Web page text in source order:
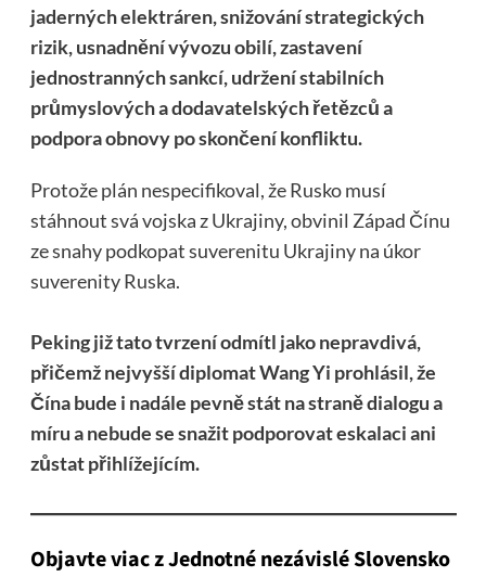
jaderných elektráren, snižování strategických
rizik, usnadnění vývozu obilí, zastavení
jednostranných sankcí, udržení stabilních
průmyslových a dodavatelských řetězců a
podpora obnovy po skončení konfliktu.
Protože plán nespecifikoval, že Rusko musí
stáhnout svá vojska z Ukrajiny, obvinil Západ Čínu
ze snahy podkopat suverenitu Ukrajiny na úkor
suverenity Ruska.
Peking již tato tvrzení odmítl jako nepravdivá,
přičemž nejvyšší diplomat Wang Yi prohlásil, že
Čína bude i nadále pevně stát na straně dialogu a
míru a nebude se snažit podporovat eskalaci ani
zůstat přihlížejícím.
Objavte viac z Jednotné nezávislé Slovensko